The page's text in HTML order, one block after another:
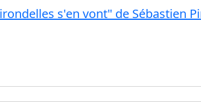
s'en vont" de Sébastien